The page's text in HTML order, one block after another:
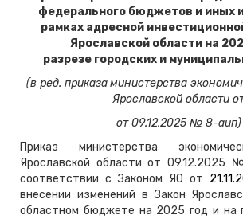
федерального бюджетов и иных
рамках адресной
Ярославской области на
разрезе городских и
(в ред. приказа министерства
Ярославской области
от 09.12.2025 № 8-аип)
Приказ министерства
Ярославской области от
соответствии с Законом ЯО от
внесении изменений в Закон
областном бюджете на 2025 год и на